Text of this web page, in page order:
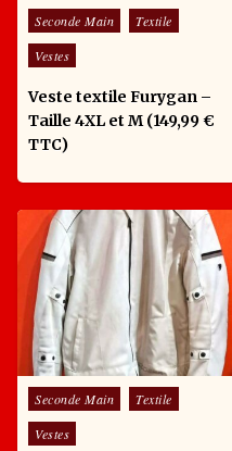
Posted in
Seconde Main
Textile
Vestes
Veste textile Furygan –
Taille 4XL et M (149,99 €
TTC)
Posted in
Seconde Main
Textile
Vestes